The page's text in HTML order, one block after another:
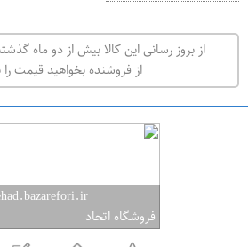
ی
ت
ه
ر
ا
ن
ص
ه
از بروز رسانی این کالا بیش از دو ماه
از فروشنده بخواهید قیمت را
فروشگاه اتحاد